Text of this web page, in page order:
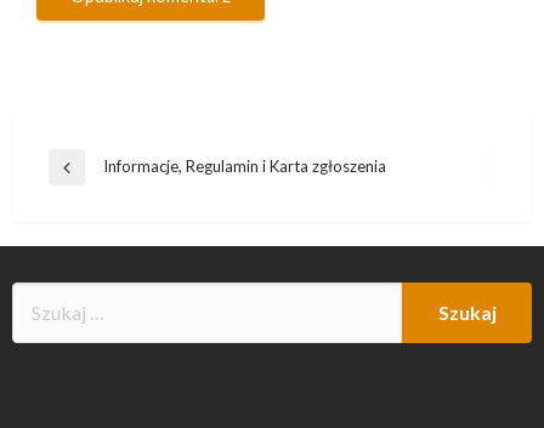
Nawigacja
PoprzedniInformacje, Regulamin i Karta zgłoszenia